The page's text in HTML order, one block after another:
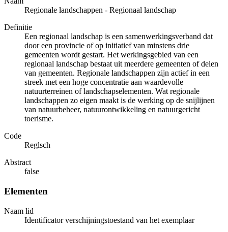
Regionale landschappen - Regionaal landschap
Definitie
Een regionaal landschap is een samenwerkingsverband dat
door een provincie of op initiatief van minstens drie
gemeenten wordt gestart. Het werkingsgebied van een
regionaal landschap bestaat uit meerdere gemeenten of delen
van gemeenten. Regionale landschappen zijn actief in een
streek met een hoge concentratie aan waardevolle
natuurterreinen of landschapselementen. Wat regionale
landschappen zo eigen maakt is de werking op de snijlijnen
van natuurbeheer, natuurontwikkeling en natuurgericht
toerisme.
Code
Reglsch
Abstract
false
Elementen
Naam lid
Identificator verschijningstoestand van het exemplaar